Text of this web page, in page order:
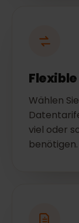
Wählen
viel oder
benötigen.